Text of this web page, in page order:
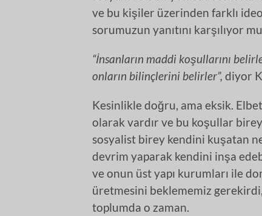
ve bu kişiler üzerinden farklı
sorumuzun yanıtını karşılıyor
“İnsanların maddi koşullarını
onların bilinçlerini belirler”, diyor
Kesinlikle doğru, ama eksik.
olarak vardır ve bu koşullar
sosyalist birey kendini kuşatan
devrim yaparak kendini inşa
ve onun üst yapı kurumları ile
üretmesini beklememiz
toplumda o zaman.